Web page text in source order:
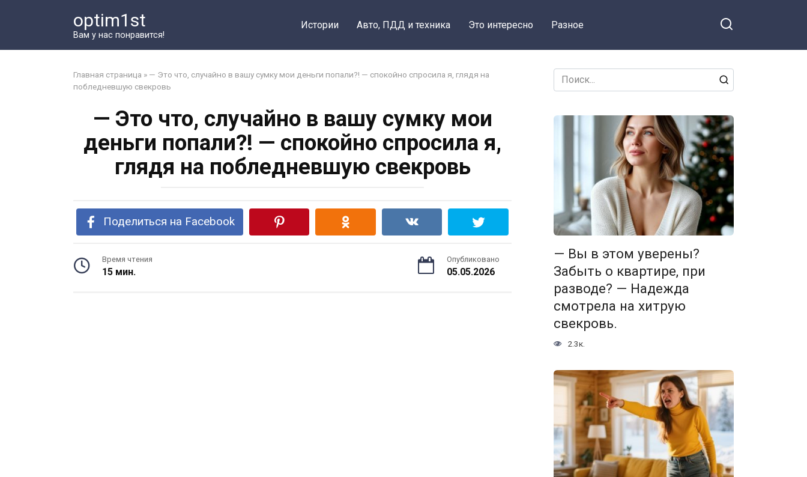
optim1st
Вам у нас понравится!
Истории Авто, ПДД и техника Это интересно Разное
Главная страница » — Это что, случайно в вашу сумку мои деньги попали?! — спокойно спросила я, глядя на
побледневшую свекровь
— Это что, случайно в вашу сумку мои
деньги попали?! — спокойно спросила я,
глядя на побледневшую свекровь
Поделиться на Facebook
Время чтения
15 мин.
Опубликовано
05.05.2026
Search
for:
— Вы в этом уверены?
Забыть о квартире, при
разводе? — Надежда
смотрела на хитрую
свекровь.
2.3к.